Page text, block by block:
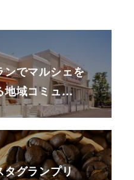
ンでマルシェを
地域コミュ…
タグランプリ